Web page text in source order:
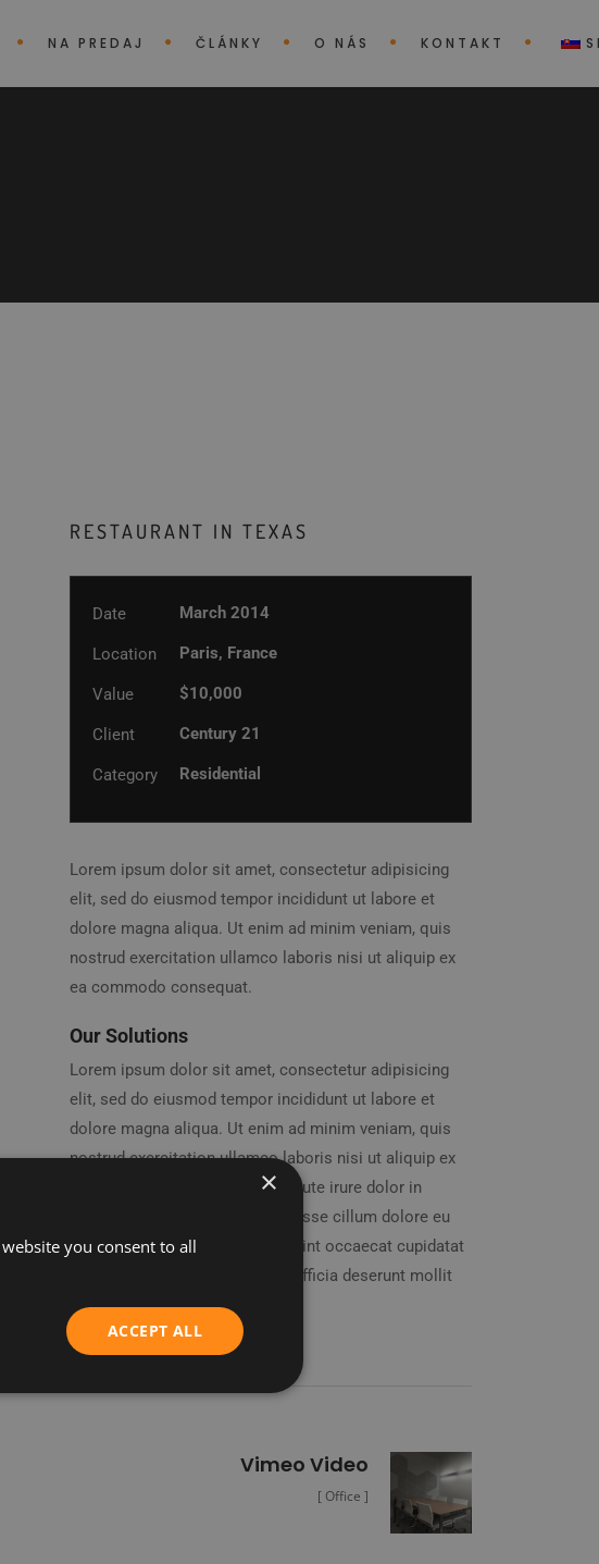
NA PREDAJ ČLÁNKY O NÁS KONTAKT
RESTAURANT IN TEXAS
Date March 2014
Location Paris, France
Value $10,000
Client Century 21
Category Residential
Lorem ipsum dolor sit amet, consectetur adipisicing
elit, sed do eiusmod tempor incididunt ut labore et
dolore magna aliqua. Ut enim ad minim veniam, quis
nostrud exercitation ullamco laboris nisi ut aliquip ex
ea commodo consequat.
Our Solutions
Lorem ipsum dolor sit amet, consectetur adipisicing
elit, sed do eiusmod tempor incididunt ut labore et
dolore magna aliqua. Ut enim ad minim veniam, quis
nostrud exercitation ullamco laboris nisi ut aliquip ex
ea commodo consequat. Duis aute irure dolor in
reprehenderit in voluptate velit esse cillum dolore eu
fugiat nulla pariatur. Excepteur sint occaecat cupidatat
non proident, sunt in culpa qui officia deserunt mollit
anim id est laborum.
Vimeo Video
[ Office ]
×
you consent to all
ACCEPT ALL